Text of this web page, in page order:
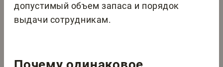
допустимый объем запаса и порядок
выдачи сотрудникам.